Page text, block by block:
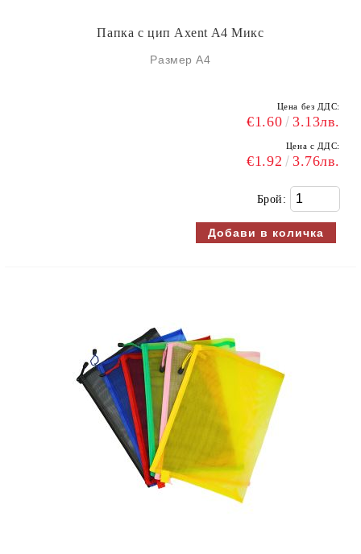
Папка с цип Axent A4 Микс
Размер А4
Цена без ДДС:
€1.60 3.13лв.
Цена с ДДС:
€1.92 3.76лв.
Брой: